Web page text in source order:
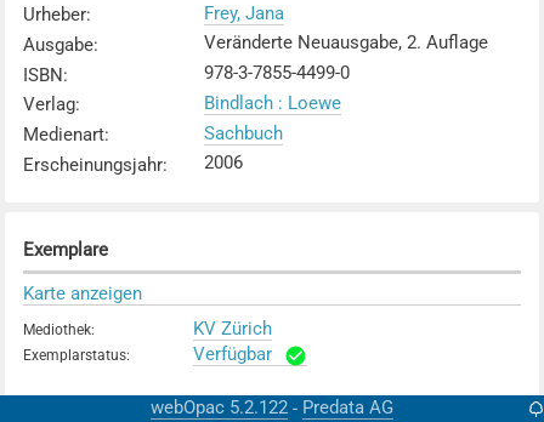
Urheber:
Frey, Jana
Ausgabe:
Veränderte Neuausgabe, 2. Auflage
ISBN:
978-3-7855-4499-0
Verlag:
Bindlach : Loewe
Medienart:
Sachbuch
Erscheinungsjahr: 2006
Exemplare
Karte anzeigen
Mediothek: KV Zürich
Exemplarstatus: Verfügbar
webOpac 5.2.122 - Predata AG